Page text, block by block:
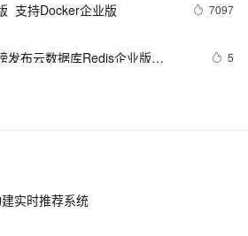
支持Docker企业版 7097
发布云数据库Redis企业版
5
长期服务版激活
和私有化部署详解
数据库RDS for MySQL 三节点企
实时推荐系统